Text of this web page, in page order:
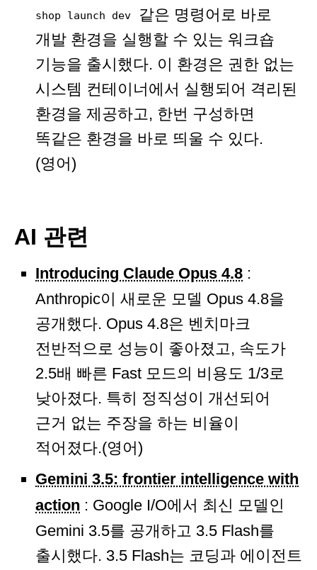
shop launch dev
같은 명령어로 바로
개발 환경을 실행할 수 있는 워크숍
기능을 출시했다. 이 환경은 권한 없는
시스템 컨테이너에서 실행되어 격리된
환경을 제공하고, 한번 구성하면
똑같은 환경을 바로 띄울 수 있다.
(영어)
AI 관련
Introducing Claude Opus 4.8 :
Anthropic이 새로운 모델 Opus 4.8을
공개했다. Opus 4.8은 벤치마크
전반적으로 성능이 좋아졌고, 속도가
2.5배 빠른 Fast 모드의 비용도 1/3로
낮아졌다. 특히 정직성이 개선되어
근거 없는 주장을 하는 비율이
적어졌다.(영어)
Gemini 3.5: frontier intelligence with
action : Google I/O에서 최신 모델인
Gemini 3.5를 공개하고 3.5 Flash를
출시했다. 3.5 Flash는 코딩과 에이전트